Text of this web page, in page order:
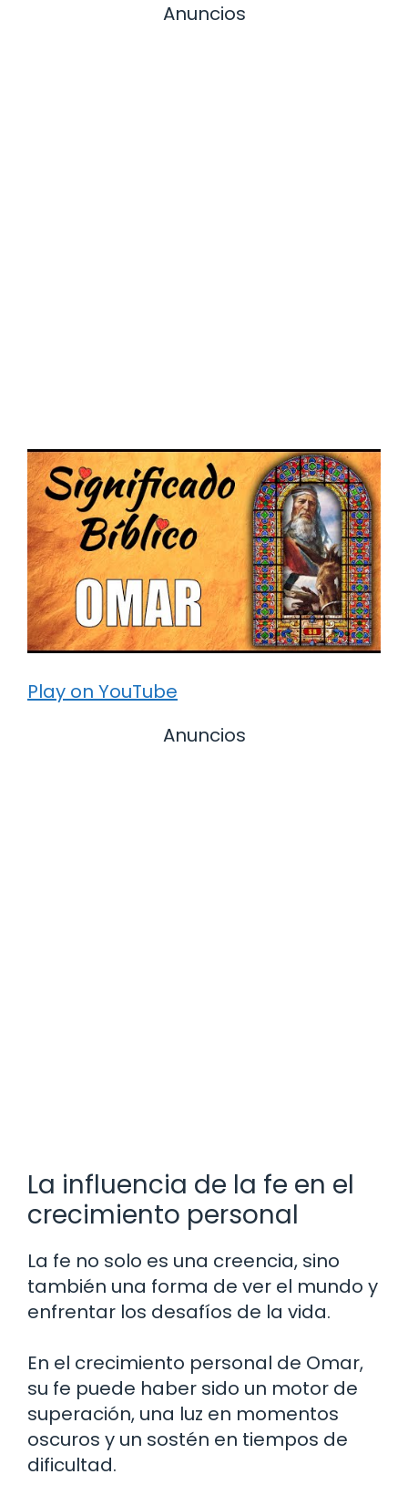
Anuncios
Play on YouTube
Anuncios
La influencia de la fe en el
crecimiento personal
La fe no solo es una creencia, sino
también una forma de ver el mundo y
enfrentar los desafíos de la vida.
En el crecimiento personal de Omar,
su fe puede haber sido un motor de
superación, una luz en momentos
oscuros y un sostén en tiempos de
dificultad.